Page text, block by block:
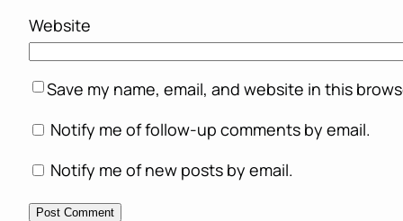
Website
Save my name, email, and website in this
Notify me of follow-up comments by email.
Notify me of new posts by email.